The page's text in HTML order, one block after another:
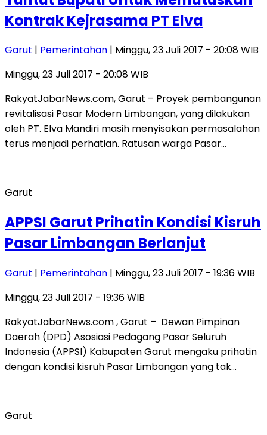
Kontrak Kejrasama PT Elva
Garut | Pemerintahan | Minggu, 23 Juli 2017 - 20:08 WIB
Minggu, 23 Juli 2017 - 20:08 WIB
RakyatJabarNews.com, Garut – Proyek pembangunan
revitalisasi Pasar Modern Limbangan, yang dilakukan
oleh PT. Elva Mandiri masih menyisakan permasalahan
terus menjadi perhatian. Ratusan warga Pasar…
Garut
APPSI Garut Prihatin Kondisi Kisruh
Pasar Limbangan Berlanjut
Garut | Pemerintahan | Minggu, 23 Juli 2017 - 19:36 WIB
Minggu, 23 Juli 2017 - 19:36 WIB
RakyatJabarNews.com , Garut – Dewan Pimpinan
Daerah (DPD) Asosiasi Pedagang Pasar Seluruh
Indonesia (APPSI) Kabupaten Garut mengaku prihatin
dengan kondisi kisruh Pasar Limbangan yang tak…
Garut